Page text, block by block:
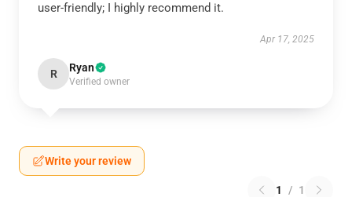
user-friendly; I highly recommend it.
Apr 17, 2025
R Ryan
Verified owner
Write your review
1 / 1